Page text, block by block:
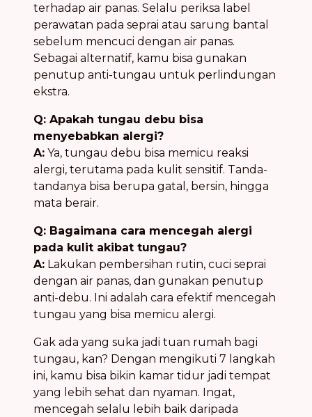
terhadap air panas. Selalu periksa label
perawatan pada seprai atau sarung bantal
sebelum mencuci dengan air panas.
Sebagai alternatif, kamu bisa gunakan
penutup anti-tungau untuk perlindungan
ekstra.
Q: Apakah tungau debu bisa
menyebabkan alergi?
A: Ya, tungau debu bisa memicu reaksi
alergi, terutama pada kulit sensitif. Tanda-
tandanya bisa berupa gatal, bersin, hingga
mata berair.
Q: Bagaimana cara mencegah alergi
pada kulit akibat tungau?
A: Lakukan pembersihan rutin, cuci seprai
dengan air panas, dan gunakan penutup
anti-debu. Ini adalah cara efektif mencegah
tungau yang bisa memicu alergi.
Gak ada yang suka jadi tuan rumah bagi
tungau, kan? Dengan mengikuti 7 langkah
ini, kamu bisa bikin kamar tidur jadi tempat
yang lebih sehat dan nyaman. Ingat,
mencegah selalu lebih baik daripada